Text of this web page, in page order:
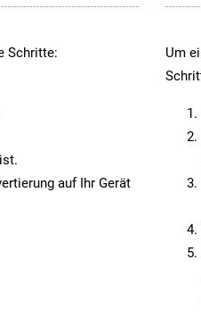
Schritte:
auf Ihr Gerät
Um